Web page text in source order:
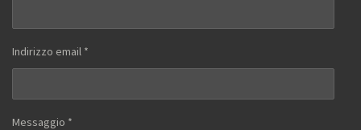
Indirizzo email *
Messaggio *